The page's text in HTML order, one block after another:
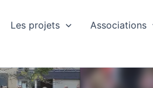
Les projets Associations